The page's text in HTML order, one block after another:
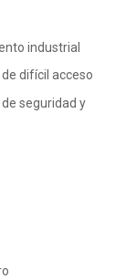
industrial
difícil acceso
seguridad y